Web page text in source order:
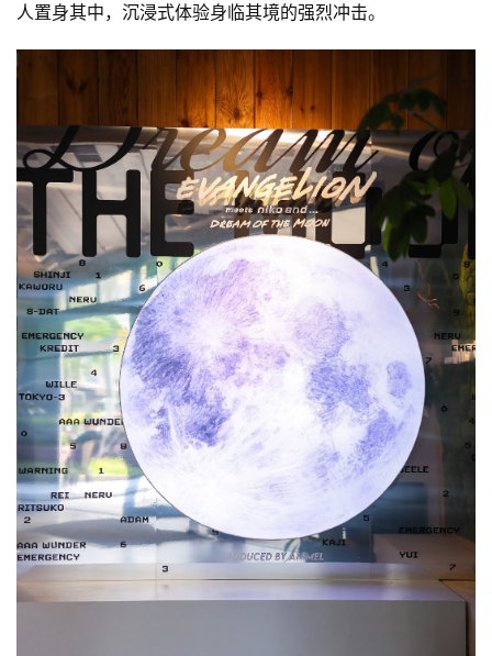
人置身其中，沉浸式体验身临其境的强烈冲击。